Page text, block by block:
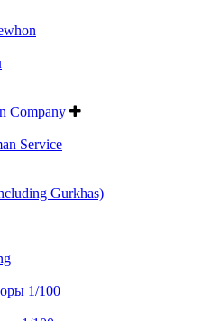
Company
Service
Gurkhas)
1/100